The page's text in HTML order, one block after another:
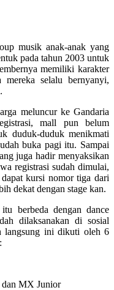
musik anak-anak yang
pada tahun 2003 untuk
memiliki karakter
selalu bernyanyi,
meluncur ke Gandaria
mall pun belum
duduk-duduk menikmati
buka pagi itu. Sampai
juga hadir menyaksikan
registrasi sudah dimulai,
kursi nomor tiga dari
dekat dengan stage kan.
berbeda dengan dance
dilaksanakan di sosial
langsung ini dikuti oleh 6
dan MX Junior